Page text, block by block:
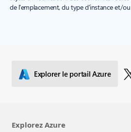
de l'emplacement, du type d'instance et/
Explorer le portail Azure
Explorez Azure